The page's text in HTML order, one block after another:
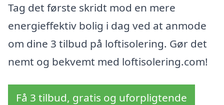
Tag det første skridt mod en mere
energieffektiv bolig i dag ved at anmode
om dine 3 tilbud på loftisolering. Gør det
nemt og bekvemt med loftisolering.com!
Få 3 tilbud, gratis og uforpligtende